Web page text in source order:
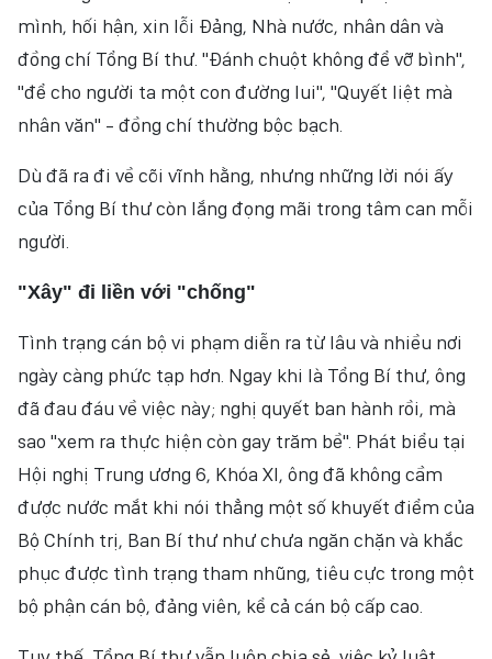
mình, hối hận, xin lỗi Đảng, Nhà nước, nhân dân và
đồng chí Tổng Bí thư. "Đánh chuột không để vỡ bình",
"để cho người ta một con đường lui", "Quyết liệt mà
nhân văn" - đồng chí thường bộc bạch.
Dù đã ra đi về cõi vĩnh hằng, nhưng những lời nói ấy
của Tổng Bí thư còn lắng đọng mãi trong tâm can mỗi
người.
"Xây" đi liền với "chống"
Tình trạng cán bộ vi phạm diễn ra từ lâu và nhiều nơi
ngày càng phức tạp hơn. Ngay khi là Tổng Bí thư, ông
đã đau đáu về việc này; nghị quyết ban hành rồi, mà
sao "xem ra thực hiện còn gay trăm bề". Phát biểu tại
Hội nghị Trung ương 6, Khóa XI, ông đã không cầm
được nước mắt khi nói thẳng một số khuyết điểm của
Bộ Chính trị, Ban Bí thư như chưa ngăn chặn và khắc
phục được tình trạng tham nhũng, tiêu cực trong một
bộ phận cán bộ, đảng viên, kể cả cán bộ cấp cao.